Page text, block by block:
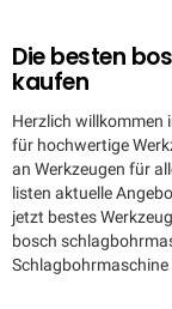
Die besten
kaufen
Herzlich willkommen
für hochwertige
an Werkzeugen für
listen aktuelle
jetzt bestes
bosch
Schlagbohrmaschine